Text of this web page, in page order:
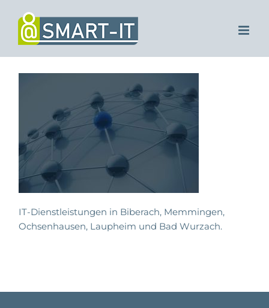
Inhalt
springen
IT-Dienstleistungen in Biberach, Memmingen,
Ochsenhausen, Laupheim und Bad Wurzach.